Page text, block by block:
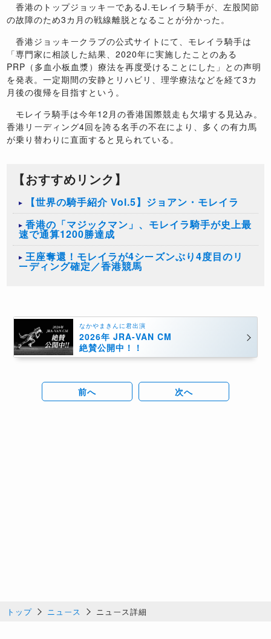
香港のトップジョッキーであるJ.モレイラ騎手が、左股関節
の故障のため3カ月の戦線離脱となることが分かった。
香港ジョッキークラブの公式サイトにて、モレイラ騎手は
「専門家に相談した結果、2020年に実施したことのある
PRP（多血小板血漿）療法を再度受けることにした」との声明
を発表。一定期間の安静とリハビリ、理学療法などを経て3カ
月後の復帰を目指すという。
モレイラ騎手は今年12月の香港国際競走も欠場する見込み。
香港リーディング4回を誇る名手の不在により、多くの有力馬
が乗り替わりに直面すると見られている。
【おすすめリンク】
【世界の騎手紹介 Vol.5】ジョアン・モレイラ
香港の「マジックマン」、モレイラ騎手が史上最
速で通算1200勝達成
王座奪還！モレイラが4シーズンぶり4度目のリ
ーディング確定／香港競馬
なかやまきんに君出演
2026年 JRA-VAN CM
絶賛公開中！！
前へ 次へ
トップ ニュース ニュース詳細